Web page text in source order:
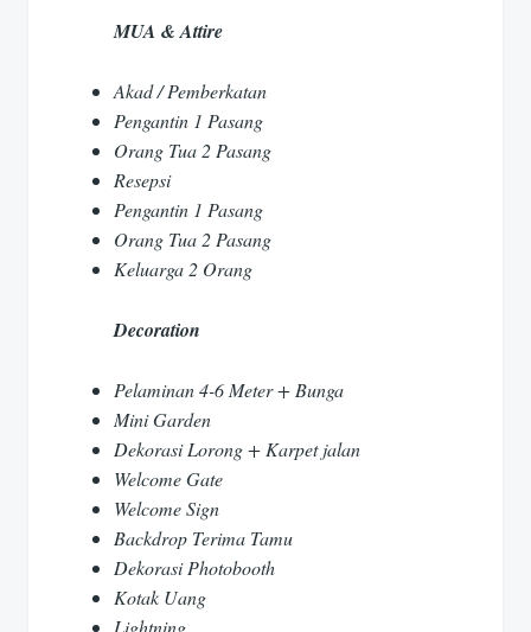
MUA & Attire
Akad / Pemberkatan
Pengantin 1 Pasang
Orang Tua 2 Pasang
Resepsi
Pengantin 1 Pasang
Orang Tua 2 Pasang
Keluarga 2 Orang
Decoration
Pelaminan 4-6 Meter + Bunga
Mini Garden
Dekorasi Lorong + Karpet jalan
Welcome Gate
Welcome Sign
Backdrop Terima Tamu
Dekorasi Photobooth
Kotak Uang